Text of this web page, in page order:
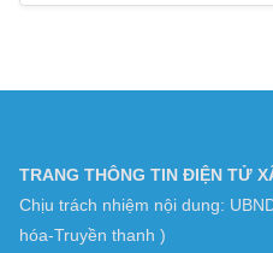
TRANG THÔNG TIN ĐIỆN TỬ
Chịu trách nhiệm nội dung:
hóa-Truyền thanh )